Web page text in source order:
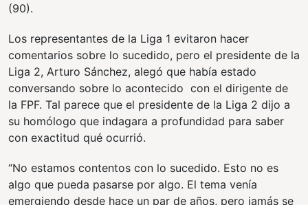
(90).
Los representantes de la Liga 1 evitaron hacer
comentarios sobre lo sucedido, pero el presidente de la
Liga 2, Arturo Sánchez, alegó que había estado
conversando sobre lo acontecido con el dirigente de
la FPF. Tal parece que el presidente de la Liga 2 dijo a
su homólogo que indagara a profundidad para saber
con exactitud qué ocurrió.
“No estamos contentos con lo sucedido. Esto no es
algo que pueda pasarse por algo. El tema venía
emergiendo desde hace un par de años, pero jamás se